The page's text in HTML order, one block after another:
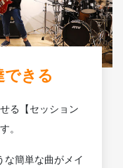
きる
る【セッション
。
な簡単な曲がメイ